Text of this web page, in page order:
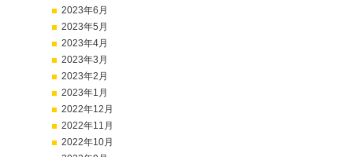
2023年6月
2023年5月
2023年4月
2023年3月
2023年2月
2023年1月
2022年12月
2022年11月
2022年10月